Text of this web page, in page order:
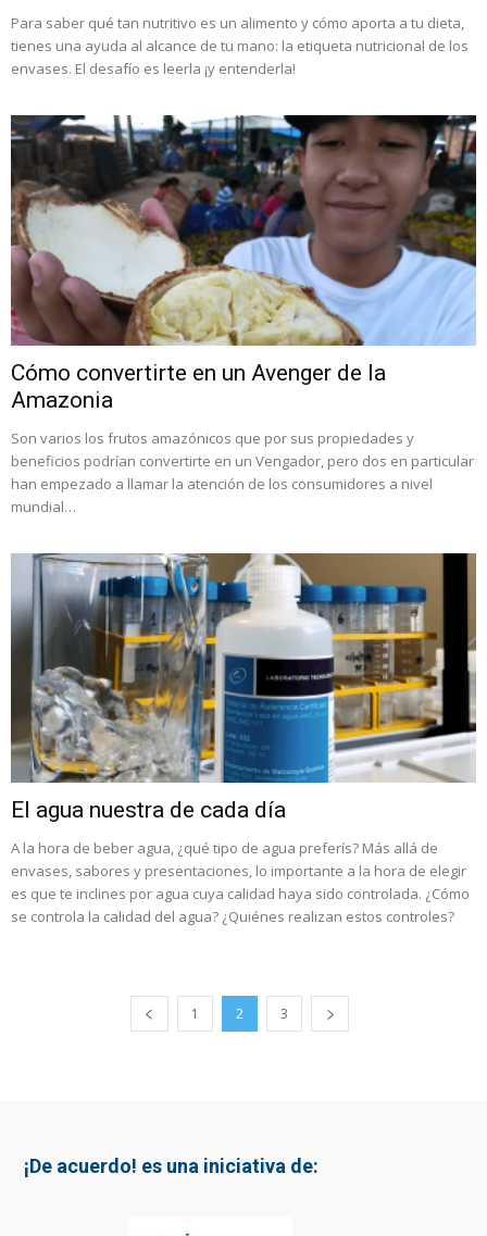
Para saber qué tan nutritivo es un alimento y cómo aporta a tu dieta,
tienes una ayuda al alcance de tu mano: la etiqueta nutricional de los
envases. El desafío es leerla ¡y entenderla!
Cómo convertirte en un Avenger de la
Amazonia
Son varios los frutos amazónicos que por sus propiedades y
beneficios podrían convertirte en un Vengador, pero dos en particular
han empezado a llamar la atención de los consumidores a nivel
mundial…
El agua nuestra de cada día
A la hora de beber agua, ¿qué tipo de agua preferís? Más allá de
envases, sabores y presentaciones, lo importante a la hora de elegir
es que te inclines por agua cuya calidad haya sido controlada. ¿Cómo
se controla la calidad del agua? ¿Quiénes realizan estos controles?
1 2 3
¡De acuerdo! es una iniciativa de: